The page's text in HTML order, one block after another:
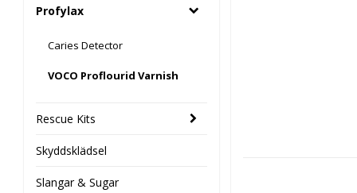
Profylax
Caries Detector
VOCO Proflourid Varnish
Rescue Kits
Skyddsklädsel
Slangar & Sugar